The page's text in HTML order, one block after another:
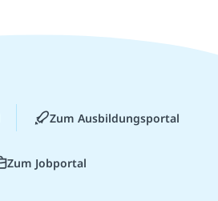
Zum Ausbildungsportal
Zum Jobportal